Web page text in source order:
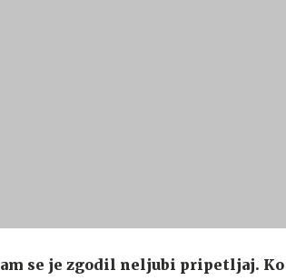
se je zgodil neljubi pripetljaj.